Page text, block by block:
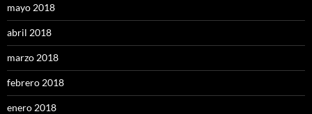
mayo 2018
abril 2018
marzo 2018
febrero 2018
enero 2018